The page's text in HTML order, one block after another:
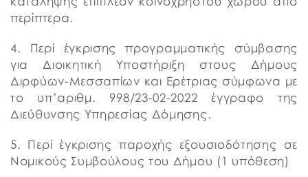
περίπτερα.
4. Περί έγκρισης προγραμματικής σύμβασης
για Διοικητική Υποστήριξη στους Δήμους
Διρφύων-Μεσσαπίων και Ερέτριας σύμφωνα με
το υπ’αριθμ. 998/23-02-2022 έγγραφο της
Διεύθυνσης Υπηρεσίας Δόμησης.
5. Περί έγκρισης παροχής εξουσιοδότησης σε
Νομικούς Συμβούλους του Δήμου (1 υπόθεση)